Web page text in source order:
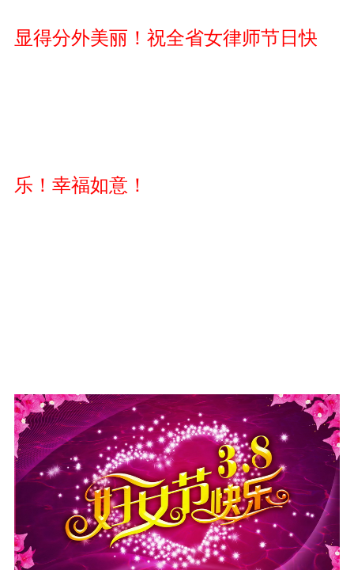
显得分外美丽！祝全省女律师节日快
乐！幸福如意！